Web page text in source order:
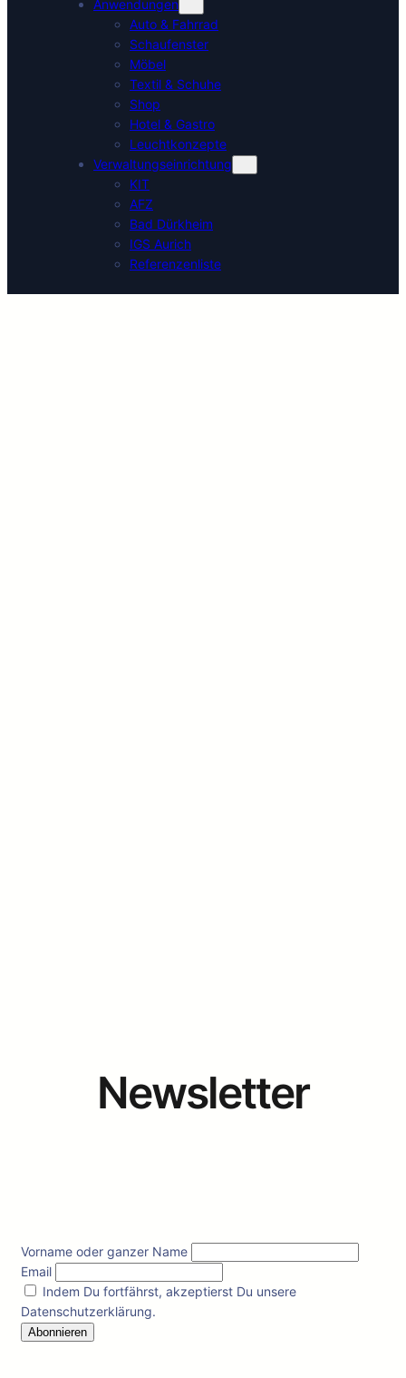
Anwendungen
Auto & Fahrrad
Schaufenster
Möbel
Textil & Schuhe
Shop
Hotel & Gastro
Leuchtkonzepte
Verwaltungseinrichtung
KIT
AFZ
Bad Dürkheim
IGS Aurich
Referenzenliste
Newsletter
Vorname oder ganzer Name
Email
Indem Du fortfährst, akzeptierst Du unsere
Datenschutzerklärung.